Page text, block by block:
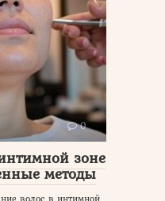
0
зоне
методы